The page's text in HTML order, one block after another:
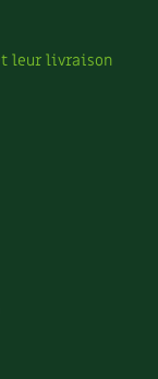
leur livraison